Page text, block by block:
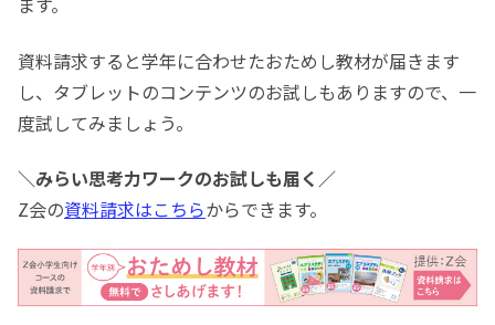
資料請求すると学年に合わせたおためし教材が届きます
し、タブレットのコンテンツのお試しもありますので、一
度試してみましょう。
＼みらい思考力ワークのお試しも届く／
Z会の資料請求はこちらからできます。